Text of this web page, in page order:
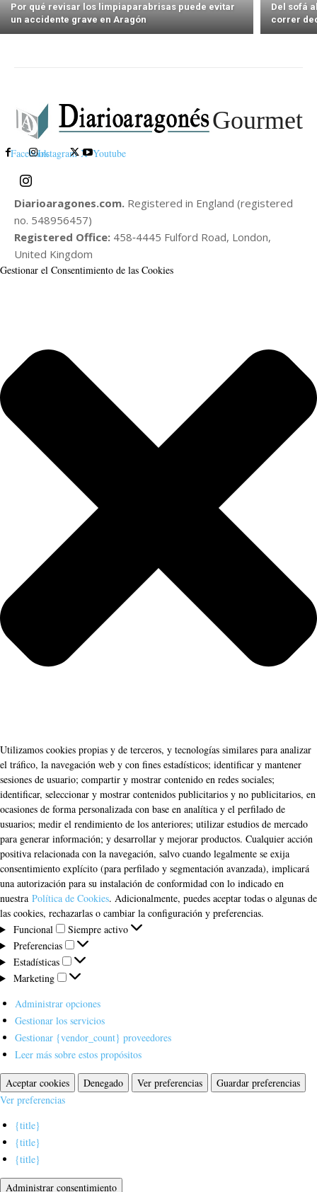
Por qué revisar los limpiaparabrisas puede evitar
un accidente grave en Aragón
Del sofá
correr
Gourmet
FacebookInstagram X Youtube
Diarioaragones.com. Registered in England (registered
no. 548956457)
Registered Office: 458‑4445 Fulford Road, London,
United Kingdom
Gestionar el Consentimiento de las Cookies
Utilizamos cookies propias y de terceros, y tecnologías similares para analizar
el tráfico, la navegación web y con fines estadísticos; identificar y mantener
sesiones de usuario; compartir y mostrar contenido en redes sociales;
identificar, seleccionar y mostrar contenidos publicitarios y no publicitarios, en
ocasiones de forma personalizada con base en analítica y el perfilado de
usuarios; medir el rendimiento de los anteriores; utilizar estudios de mercado
para generar información; y desarrollar y mejorar productos. Cualquier acción
positiva relacionada con la navegación, salvo cuando legalmente se exija
consentimiento explícito (para perfilado y segmentación avanzada), implicará
una autorización para su instalación de conformidad con lo indicado en
nuestra Política de Cookies. Adicionalmente, puedes aceptar todas o algunas de
las cookies, rechazarlas o cambiar la configuración y preferencias.
Funcional
Funcional
Siempre activo
Preferencias
Preferencias
Estadísticas
Estadísticas
Marketing
Marketing
Administrar opciones
Gestionar los servicios
Gestionar {vendor_count} proveedores
Leer más sobre estos propósitos
Aceptar cookies Denegado Ver preferencias
Guardar preferencias
Ver preferencias
{title}
{title}
{title}
Administrar consentimiento